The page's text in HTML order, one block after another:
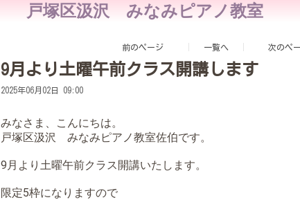
戸塚区汲沢 みなみピアノ教室
前のページ 一覧へ 次のペ
9月より土曜午前クラス開講します
2025年06月02日 09:00
みなさま、こんにちは。
戸塚区汲沢 みなみピアノ教室佐伯です。
9月より土曜午前クラス開講いたします。
限定5枠になりますので